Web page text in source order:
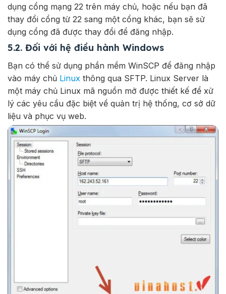
dụng cổng mạng 22 trên máy chủ, hoặc nếu bạn đã
thay đổi cổng từ 22 sang một cổng khác, bạn sẽ sử
dụng cổng đã được thay đổi để đăng nhập.
5.2. Đối với hệ điều hành Windows
Bạn có thể sử dụng phần mềm WinSCP để đăng nhập
vào máy chủ Linux thông qua SFTP. Linux Server là
một máy chủ Linux mã nguồn mở được thiết kế để xử
lý các yêu cầu đặc biệt về quản trị hệ thống, cơ sở dữ
liệu và phục vụ web.